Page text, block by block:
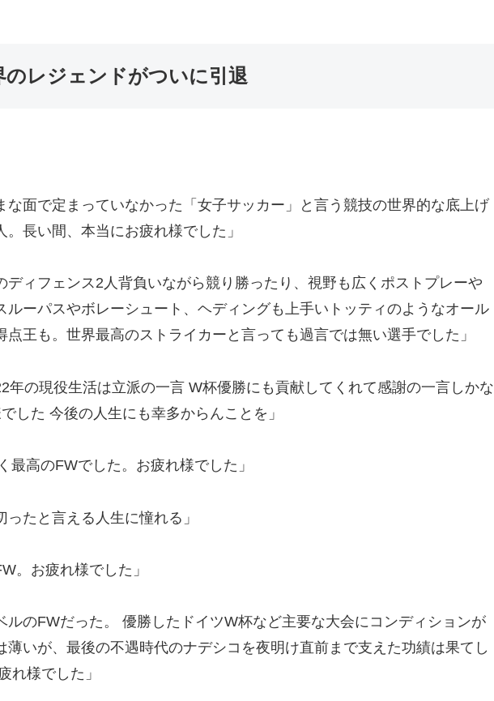
のレジェンドがついに引退
な面で定まっていなかった「女子サッカー」と言う競技の世界的な底上げ
長い間、本当にお疲れ様でした」
ディフェンス2人背負いながら競り勝ったり、視野も広くポストプレーや
ルーパスやボレーシュート、ヘディングも上手いトッティのようなオール
点王も。世界最高のストライカーと言っても過言では無い選手でした」
年の現役生活は立派の一言 W杯優勝にも貢献してくれて感謝の一言しかな
した 今後の人生にも幸多からんことを」
最高のFWでした。お疲れ様でした」
ったと言える人生に憧れる」
。お疲れ様でした」
ルのFWだった。 優勝したドイツW杯など主要な大会にコンディションが
薄いが、最後の不遇時代のナデシコを夜明け直前まで支えた功績は果てし
れ様でした」